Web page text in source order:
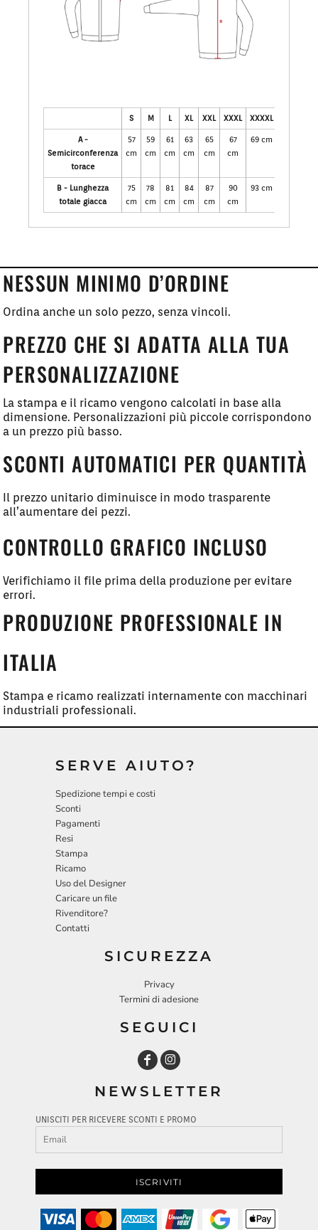
S M L XL XXL XXXL XXXXL
A -
Semicirconferenza
torace
57
cm
59
cm
61
cm
63
cm
65
cm
67
cm
69 cm
B - Lunghezza
totale giacca
75
cm
78
cm
81
cm
84
cm
87
cm
90
cm
93 cm
NESSUN MINIMO D’ORDINE
Ordina anche un solo pezzo, senza vincoli.
PREZZO CHE SI ADATTA ALLA TUA
PERSONALIZZAZIONE
La stampa e il ricamo vengono calcolati in base alla
dimensione. Personalizzazioni più piccole corrispondono
a un prezzo più basso.
SCONTI AUTOMATICI PER QUANTITÀ
Il prezzo unitario diminuisce in modo trasparente
all’aumentare dei pezzi.
CONTROLLO GRAFICO INCLUSO
Verifichiamo il file prima della produzione per evitare
errori.
PRODUZIONE PROFESSIONALE IN
ITALIA
Stampa e ricamo realizzati internamente con macchinari
industriali professionali.
SERVE AIUTO?
Spedizione tempi e costi
Sconti
Pagamenti
Resi
Stampa
Ricamo
Uso del Designer
Caricare un file
Rivenditore?
Contatti
SICUREZZA
Privacy
Termini di adesione
SEGUICI
NEWSLETTER
UNISCITI PER RICEVERE SCONTI E PROMO
ISCRIVITI